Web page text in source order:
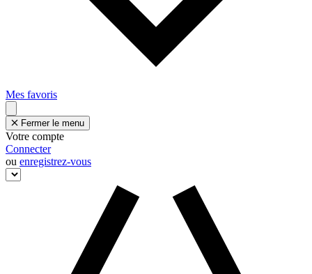
Mes favoris
Fermer le menu
Votre compte
Connecter
ou enregistrez-vous